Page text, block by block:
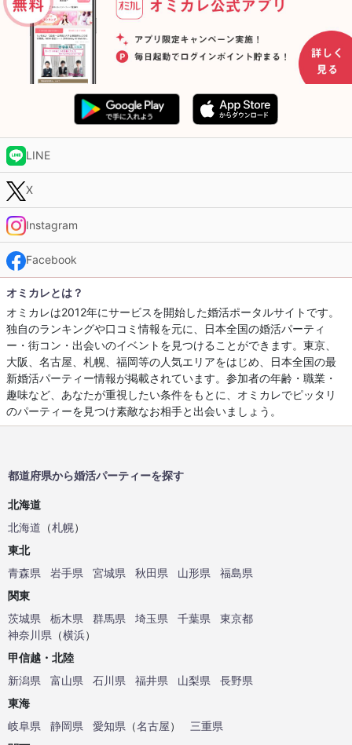
LINE
X
Instagram
Facebook
オミカレとは？
オミカレは2012年にサービスを開始した婚活ポータルサイトです。
独自のランキングや口コミ情報を元に、日本全国の婚活パーティ
ー・街コン・出会いのイベントを見つけることができます。東京、
大阪、名古屋、札幌、福岡等の人気エリアをはじめ、日本全国の最
新婚活パーティー情報が掲載されています。参加者の年齢・職業・
趣味など、あなたが重視したい条件をもとに、オミカレでピッタリ
のパーティーを見つけ素敵なお相手と出会いましょう。
都道府県から婚活パーティーを探す
北海道
北海道 （札幌）
東北
青森県
岩手県 宮城県 秋田県 山形県
福島県
関東
茨城県
栃木県 群馬県 埼玉県 千葉県
東京都
神奈川県 （横浜）
甲信越・北陸
新潟県
富山県 石川県 福井県 山梨県
長野県
東海
岐阜県
静岡県 愛知県 （名古屋）
三重県